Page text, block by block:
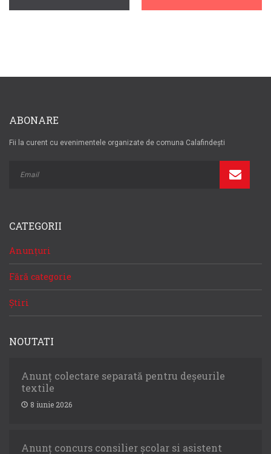
ABONARE
Fii la curent cu evenimentele organizate de comuna Calafindești
CATEGORII
Anunțuri
Fără categorie
Știri
NOUTATI
Anunț colectare separată pentru deșeurile
textile
8 iunie 2026
Anunț concurs consilier școlar si asistent